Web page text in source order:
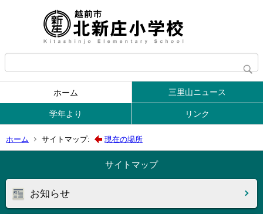
ホーム 三里山ニュース
学年より リンク
ホーム サイトマップ: 現在の場所
サイトマップ
お知らせ